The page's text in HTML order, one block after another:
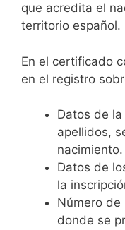
que acredita el
territorio español.
En el certificado
en el registro
Datos de
apellidos,
nacimiento.
Datos de
la
Número de
donde se